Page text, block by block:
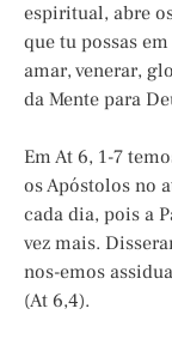
espiritual, abre
que tu possas
amar, venerar,
da Mente para
Em At 6, 1-7
os Apóstolos no
cada dia, pois a
vez mais.
nos-emos
(At 6,4).